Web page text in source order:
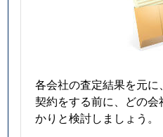
各会社の査定結果を元に
契約をする前に、どの
かりと検討しましょう。